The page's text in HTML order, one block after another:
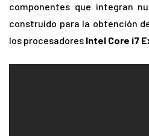
componentes que integran
construido para la obtención
los procesadores Intel Core i7